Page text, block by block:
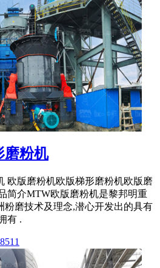
磨粉机
欧版磨粉机欧版梯形磨粉机欧版磨
简介MTW欧版磨粉机是黎邦明重
粉磨技术及理念,潜心开发出的具有
有 .